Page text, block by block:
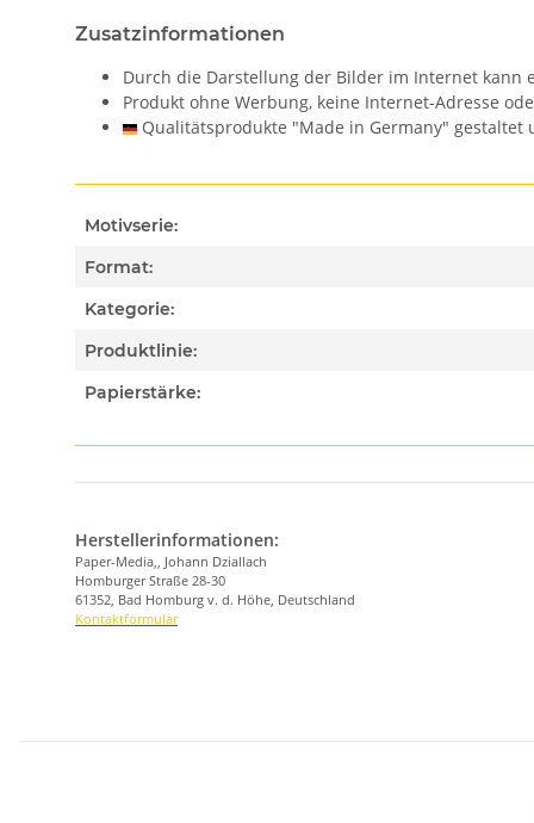
Zusatzinformationen
Durch die Darstellung der Bilder im Internet kann
Produkt ohne Werbung, keine Internet-Adresse
Qualitätsprodukte "Made in Germany"
Motivserie:
Format:
Kategorie:
Produktlinie:
Papierstärke:
Herstellerinformationen:
Paper-Media,, Johann Dziallach
Homburger Straße 28-30
61352, Bad Homburg v. d. Höhe, Deutschland
Kontaktformular